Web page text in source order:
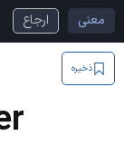
معنی ارجاع
ذخیره